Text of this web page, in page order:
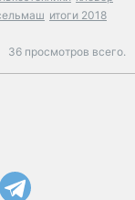
итоги 2018
36 просмотров всего.